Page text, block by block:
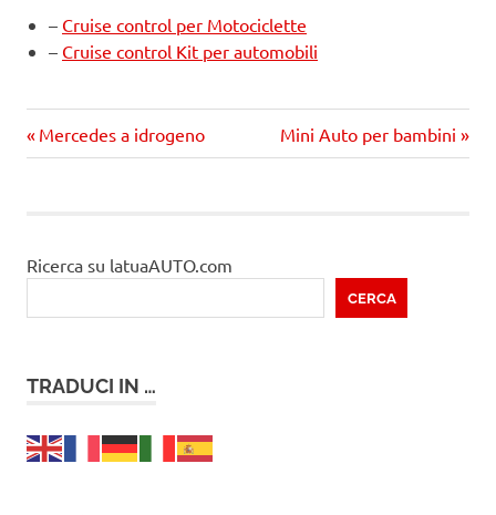
– Cruise control per Motociclette
– Cruise control Kit per automobili
Navigazione
Precedente
articolo:
Mercedes a idrogeno
Prossimo
articolo
Mini Auto per bambini
Ricerca su latuaAUTO.com
CERCA
TRADUCI IN …